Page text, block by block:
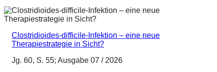
Clostridioides-difficile-Infektion – eine neue
Therapiestrategie in Sicht?
Jg. 60, S. 55; Ausgabe 07 / 2026